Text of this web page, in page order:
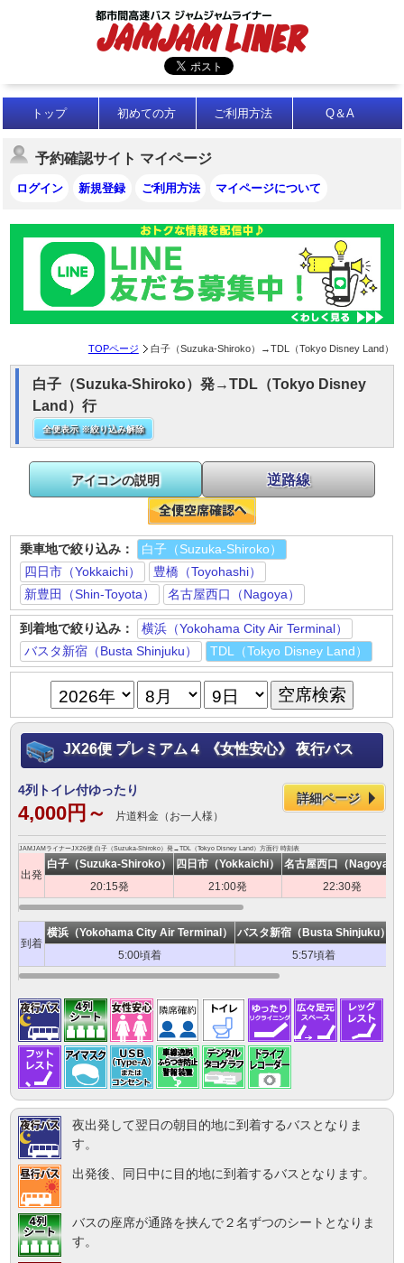
トップ 初めての方 ご利用方法 Q＆A
予約確認サイト マイページ
ログイン 新規登録 ご利用方法 マイページについて
TOPページ 白子（Suzuka-Shiroko）→TDL（Tokyo Disney Land）
白子（Suzuka-Shiroko）発→TDL（Tokyo Disney
Land）行
全便表示 ※絞り込み解除
乗車地で絞り込み：
白子（Suzuka-Shiroko）
四日市（Yokkaichi）
豊橋（Toyohashi）
新豊田（Shin-Toyota）
名古屋西口（Nagoya）
到着地で絞り込み：
横浜（Yokohama City Air Terminal）
バスタ新宿（Busta Shinjuku）
TDL（Tokyo Disney Land）
アイコンの説明 逆路線
JX26便 プレミアム４ 《女性安心》 夜行バス
4列トイレ付ゆったり
4,000円～ 片道料金（お一人様）
詳細ページ
JAMJAMライナーJX26便 白子（Suzuka-Shiroko）発→TDL（Tokyo Disney Land）方面行 時刻表
出発
白子（Suzuka-Shiroko） 四日市（Yokkaichi）
名古屋西口（Nagoya）
20:15発
21:00発 22:30発
到着
横浜（Yokohama City Air Terminal） バスタ新宿（Busta Shinjuku）
5:00頃着
5:57頃着
夜出発して翌日の朝目的地に到着するバスとなりま
す。
出発後、同日中に目的地に到着するバスとなります。
バスの座席が通路を挟んで２名ずつのシートとなりま
す。